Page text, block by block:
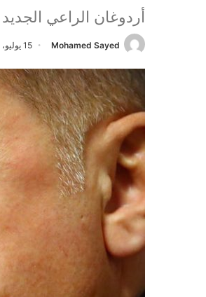
أردوغان الراعي
Mohamed Sayed 15 يوليو، 2020